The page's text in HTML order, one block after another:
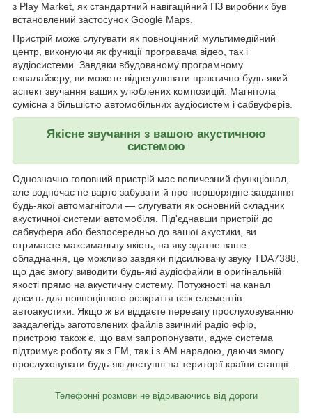
з Play Market, як стандартний навігаційний ПЗ виробник був
встановлений застосунок Google Maps.
Пристрій може слугувати як повноцінний мультимедійний
центр, виконуючи як функції програвача відео, так і
аудіосистеми. Завдяки вбудованому програмному
еквалайзеру, ви можете відрегулювати практично будь-який
аспект звучання ваших улюблених композицій. Магнітола
сумісна з більшістю автомобільних аудіосистем і сабвуферів.
Якісне звучання з вашою акустичною
системою
Однозначно головний пристрій має величезний функціонал,
але водночас не варто забувати й про першорядне завдання
будь-якої автомагнітоли — слугувати як основний складник
акустичної системи автомобіля. Під'єднавши пристрій до
сабвуфера або безпосередньо до вашої акустики, ви
отримаєте максимальну якість, на яку здатне ваше
обладнання, це можливо завдяки підсилювачу звуку TDA7388,
що дає змогу виводити будь-які аудіофайли в оригінальній
якості прямо на акустичну систему. Потужності на канал
досить для повноцінного розкриття всіх елементів
автоакустики. Якщо ж ви віддаєте перевагу прослуховуванню
заздалегідь заготовлених файлів звичний радіо ефір,
пристрою також є, що вам запропонувати, адже система
підтримує роботу як з FM, так і з AM нарадою, даючи змогу
прослуховувати будь-які доступні на території країни станції.
Телефонні розмови не відриваючись від дороги